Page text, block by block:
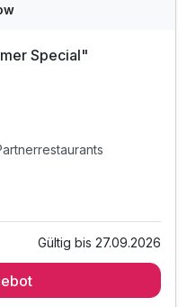
p.P. ab300,00 €
Special"
Gültig bis 27.09.2026